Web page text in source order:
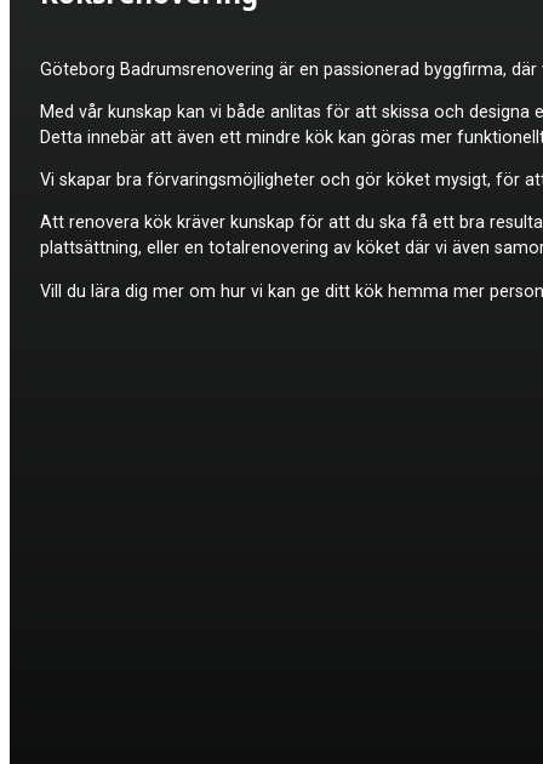
Göteborg Badrumsrenovering är en passionerad byggfirma,
Med vår kunskap kan vi både anlitas för att skissa och
Detta innebär att även ett mindre kök kan göras mer
Vi skapar bra förvaringsmöjligheter och gör köket mysigt, för
Att renovera kök kräver kunskap för att du ska få ett bra
plattsättning, eller en totalrenovering av köket där vi även
Vill du lära dig mer om hur vi kan ge ditt kök hemma mer